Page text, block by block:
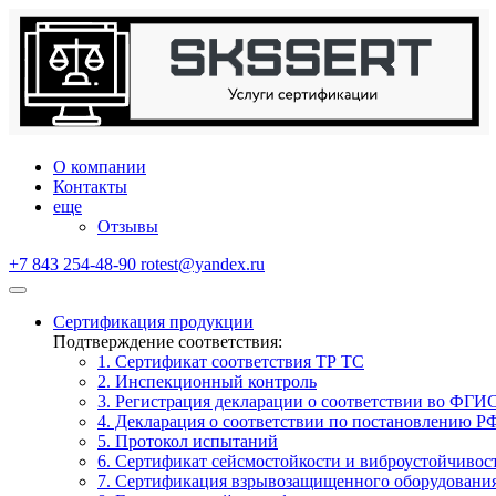
О компании
Контакты
еще
Отзывы
+7 843 254-48-90 rotest@yandex.ru
Сертификация продукции
Подтверждение соответствия:
1. Сертификат соответствия ТР ТС
2. Инспекционный контроль
3. Регистрация декларации о соответствии во
4. Декларация о соответствии по постановлению
5. Протокол испытаний
6. Сертификат сейсмостойкости и
7. Сертификация взрывозащищенного